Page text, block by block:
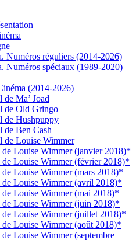
Numéros réguliers (2014-2026)
Numéros spéciaux (1989-2020)
(2014-2026)
de Ma’ Joad
de Old Gringo
de Hushpuppy
de Ben Cash
de Louise Wimmer
de Louise Wimmer (janvier 2018)*
de Louise Wimmer (février 2018)*
de Louise Wimmer (mars 2018)*
de Louise Wimmer (avril 2018)*
de Louise Wimmer (mai 2018)*
de Louise Wimmer (juin 2018)*
de Louise Wimmer (juillet 2018)*
de Louise Wimmer (août 2018)*
de Louise Wimmer (septembre